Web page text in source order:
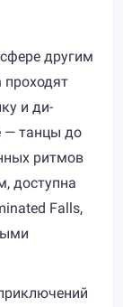
другим
проходят
и ди-
— танцы до
ритмов
доступна
Falls,